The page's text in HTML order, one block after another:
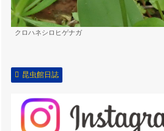
クロハネシロヒゲナガ
昆虫館日誌